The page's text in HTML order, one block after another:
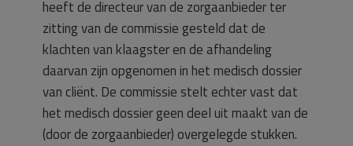
heeft de directeur van de zorgaanbieder ter
zitting van de commissie gesteld dat de
klachten van klaagster en de afhandeling
daarvan zijn opgenomen in het medisch dossier
van cliënt. De commissie stelt echter vast dat
het medisch dossier geen deel uit maakt van de
(door de zorgaanbieder) overgelegde stukken.